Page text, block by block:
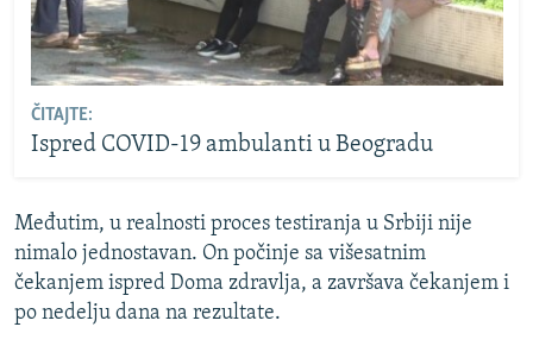
ČITAJTE:
Ispred COVID-19 ambulanti u Beogradu
Međutim, u realnosti proces testiranja u Srbiji nije
nimalo jednostavan. On počinje sa višesatnim
čekanjem ispred Doma zdravlja, a završava čekanjem i
po nedelju dana na rezultate.